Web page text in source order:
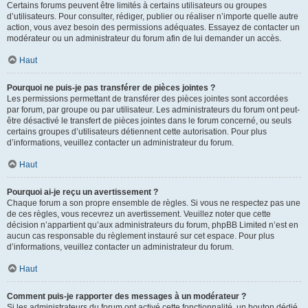
Certains forums peuvent être limités à certains utilisateurs ou groupes
d’utilisateurs. Pour consulter, rédiger, publier ou réaliser n’importe quelle autre
action, vous avez besoin des permissions adéquates. Essayez de contacter un
modérateur ou un administrateur du forum afin de lui demander un accès.
Haut
Pourquoi ne puis-je pas transférer de pièces jointes ?
Les permissions permettant de transférer des pièces jointes sont accordées
par forum, par groupe ou par utilisateur. Les administrateurs du forum ont peut-
être désactivé le transfert de pièces jointes dans le forum concerné, ou seuls
certains groupes d’utilisateurs détiennent cette autorisation. Pour plus
d’informations, veuillez contacter un administrateur du forum.
Haut
Pourquoi ai-je reçu un avertissement ?
Chaque forum a son propre ensemble de règles. Si vous ne respectez pas une
de ces règles, vous recevrez un avertissement. Veuillez noter que cette
décision n’appartient qu’aux administrateurs du forum, phpBB Limited n’est en
aucun cas responsable du règlement instauré sur cet espace. Pour plus
d’informations, veuillez contacter un administrateur du forum.
Haut
Comment puis-je rapporter des messages à un modérateur ?